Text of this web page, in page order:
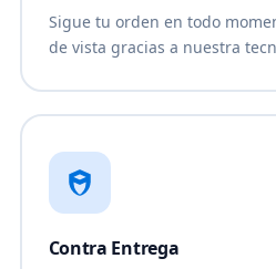
Sigue tu orden en todo
de vista gracias a nuestra
Contra Entrega